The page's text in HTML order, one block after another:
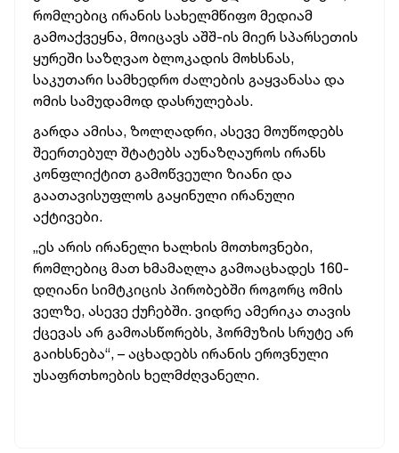
რომლებიც ირანის სახელმწიფო მედიამ
გამოაქვეყნა, მოიცავს აშშ-ის მიერ სპარსეთის
ყურეში საზღვაო ბლოკადის მოხსნას,
საკუთარი სამხედრო ძალების გაყვანასა და
ომის სამუდამოდ დასრულებას.
გარდა ამისა, ზოლღადრი, ასევე მოუწოდებს
შეერთებულ შტატებს აუნაზღაუროს ირანს
კონფლიქტით გამოწვეული ზიანი და
გაათავისუფლოს გაყინული ირანული
აქტივები.
„ეს არის ირანელი ხალხის მოთხოვნები,
რომლებიც მათ ხმამაღლა გამოაცხადეს 160-
დღიანი სიმტკიცის პირობებში როგორც ომის
ველზე, ასევე ქუჩებში. ვიდრე ამერიკა თავის
ქცევას არ გამოასწორებს, ჰორმუზის სრუტე არ
გაიხსნება“, – აცხადებს ირანის ეროვნული
უსაფრთხოების ხელმძღვანელი.